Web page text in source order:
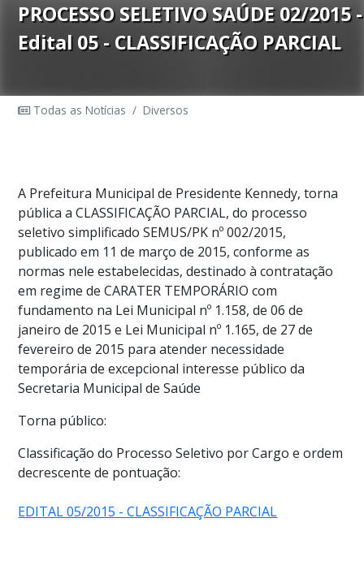
PROCESSO SELETIVO SAÚDE 02/2015 -
Edital 05 - CLASSIFICAÇÃO PARCIAL
Todas as Notícias / Diversos
A Prefeitura Municipal de Presidente Kennedy, torna
pública a CLASSIFICAÇÃO PARCIAL, do processo
seletivo simplificado SEMUS/PK nº 002/2015,
publicado em 11 de março de 2015, conforme as
normas nele estabelecidas, destinado à contratação
em regime de CARATER TEMPORÁRIO com
fundamento na Lei Municipal nº 1.158, de 06 de
janeiro de 2015 e Lei Municipal nº 1.165, de 27 de
fevereiro de 2015 para atender necessidade
temporária de excepcional interesse público da
Secretaria Municipal de Saúde
Torna público:
Classificação do Processo Seletivo por Cargo e ordem
decrescente de pontuação:
EDITAL 05/2015 - CLASSIFICAÇÃO PARCIAL